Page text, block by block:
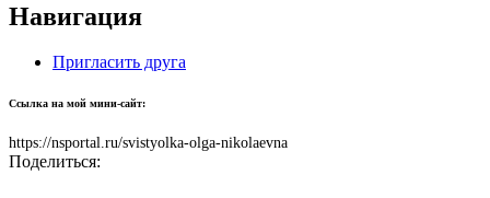
Навигация
Пригласить друга
Ссылка на мой мини-сайт:
https://nsportal.ru/svistyolka-olga-nikolaevna
Поделиться: